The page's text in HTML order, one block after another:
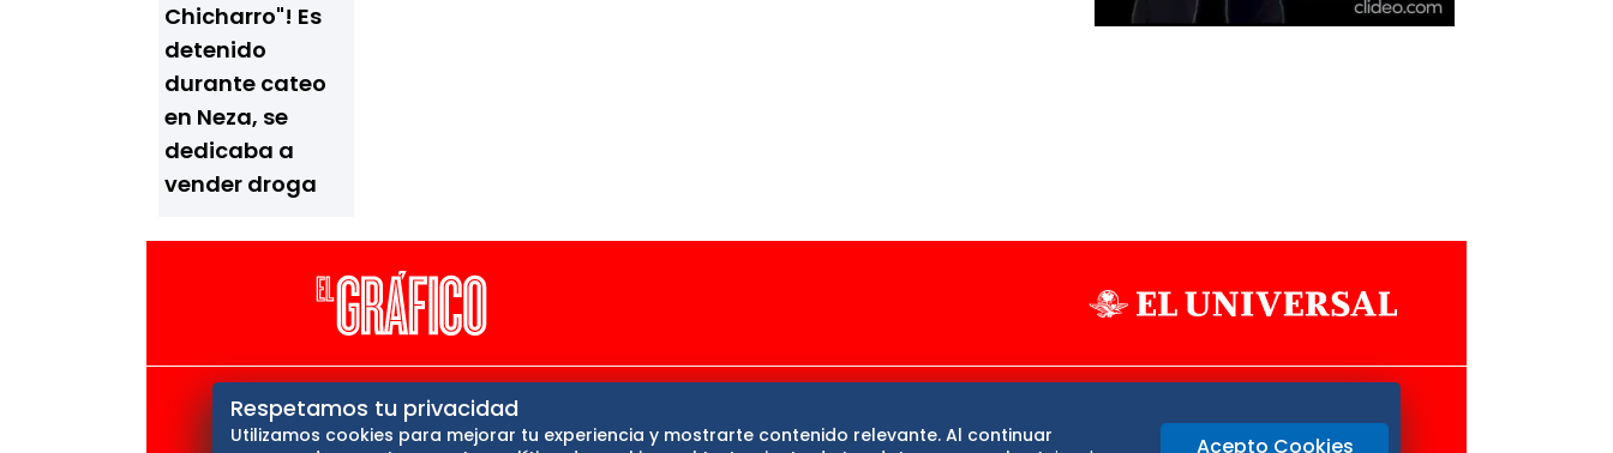
Chicharro"! Es
detenido
durante cateo
en Neza, se
dedicaba a
vender droga
El Universal Vive USA Clase
Respetamos tu privacidad
Utilizamos cookies para mejorar tu experiencia y mostrarte contenido relevante. Al continuar
Acepto Cookies